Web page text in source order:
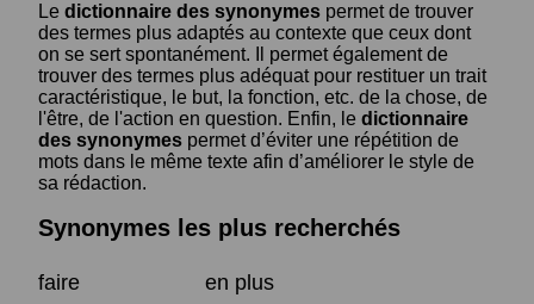
Le dictionnaire des synonymes permet de trouver
des termes plus adaptés au contexte que ceux dont
on se sert spontanément. Il permet également de
trouver des termes plus adéquat pour restituer un trait
caractéristique, le but, la fonction, etc. de la chose, de
l'être, de l'action en question. Enfin, le dictionnaire
des synonymes permet d’éviter une répétition de
mots dans le même texte afin d’améliorer le style de
sa rédaction.
Synonymes les plus recherchés
faire
en plus